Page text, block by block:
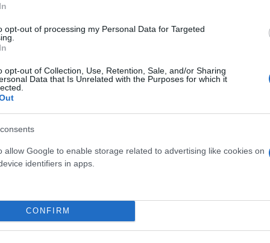
opt-out of processing my Personal Data for Targeted
opt-out of Collection, Use, Retention, Sale, and/or Sharing
Data that Is Unrelated with the Purposes for which it
allow Google to enable storage related to advertising like cookies on
identifiers in apps.
CONFIRM
εκπρόσωπος της Πυροσβεστικής, Γιάννης
που ο κίνδυνος πυρκαγιάς είναι ακραίος.
12 οικισμών στη Μαγνησία.
δυναμική της φωτιάς. Οι πάντες συμβάλλουν